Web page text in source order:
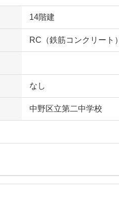
14階建
RC（鉄筋コンクリート）
なし
中野区立第二中学校